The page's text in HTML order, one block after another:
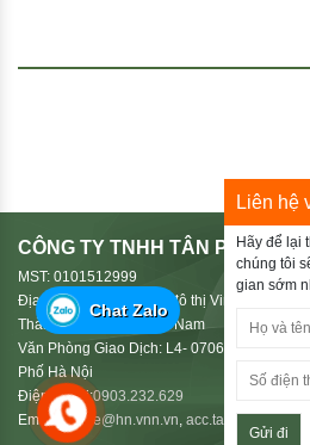
CÔNG TY TNHH TÂN PHÚ HIẾU
MST: 0101512999
Địa Chỉ: HD03-38, Khu đô thị Vinhomes
Thành Phố Hà Nội, Việt Nam
Văn Phòng Giao Dịch: L4- 0706 Le Grand
Phố Hà Nội
Điện Thoại:0903.232.629
Email: shuttle@hn.vnn.vn,
Chat Zalo
Liên hệ
Hãy để lại
chúng tôi
gian sớm